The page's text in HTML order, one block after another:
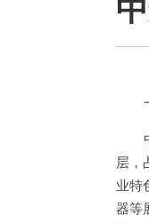
层，
业特
器等